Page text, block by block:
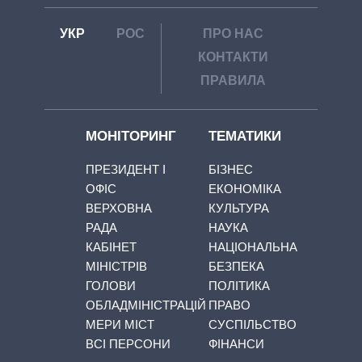
УКР РОС
ПРО НАС
КОНТАКТИ
ПРАВИЛА
МОНІТОРИНГ
ПРЕЗИДЕНТ І
ОФІС
ВЕРХОВНА
РАДА
КАБІНЕТ
МІНІСТРІВ
ГОЛОВИ
ОБЛАДМІНІСТРАЦІЙ
МЕРИ МІСТ
ВСІ ПЕРСОНИ
ТЕМАТИКИ
БІЗНЕС
ЕКОНОМІКА
КУЛЬТУРА
НАУКА
НАЦІОНАЛЬНА
БЕЗПЕКА
ПОЛІТИКА
ПРАВО
СУСПІЛЬСТВО
ФІНАНСИ